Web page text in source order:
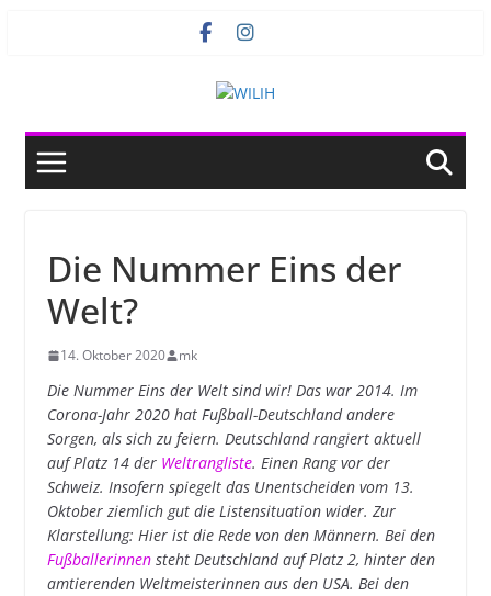
Die Nummer Eins der
Welt?
14. Oktober 2020 mk
Die Nummer Eins der Welt sind wir! Das war 2014. Im
Corona-Jahr 2020 hat Fußball-Deutschland andere
Sorgen, als sich zu feiern. Deutschland rangiert aktuell
auf Platz 14 der Weltrangliste. Einen Rang vor der
Schweiz. Insofern spiegelt das Unentscheiden vom 13.
Oktober ziemlich gut die Listensituation wider. Zur
Klarstellung: Hier ist die Rede von den Männern. Bei den
Fußballerinnensteht Deutschland auf Platz 2, hinter den
amtierenden Weltmeisterinnen aus den USA. Bei den